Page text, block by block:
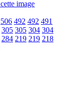
506 492 492 491
305 305 304 304
284 219 219 218